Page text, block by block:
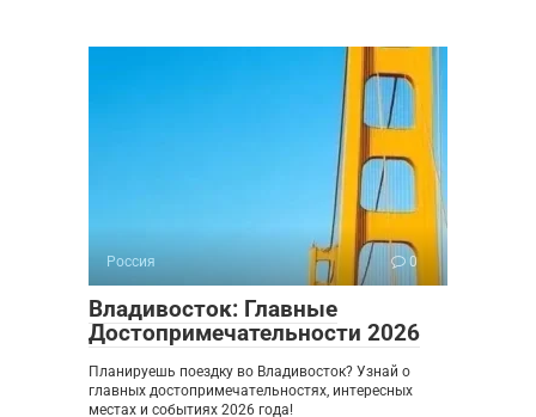
Россия 0
Владивосток: Главные
Достопримечательности 2026
Планируешь поездку во Владивосток? Узнай о
главных достопримечательностях, интересных
местах и событиях 2026 года!